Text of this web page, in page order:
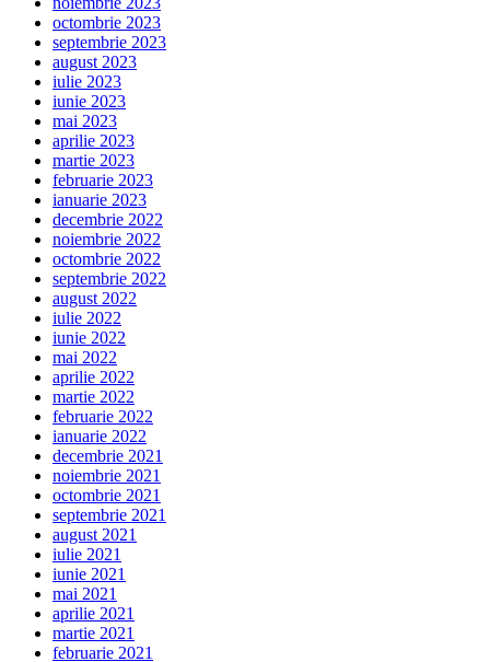
octombrie 2023
septembrie 2023
august 2023
iulie 2023
iunie 2023
mai 2023
aprilie 2023
martie 2023
februarie 2023
ianuarie 2023
decembrie 2022
noiembrie 2022
octombrie 2022
septembrie 2022
august 2022
iulie 2022
iunie 2022
mai 2022
aprilie 2022
martie 2022
februarie 2022
ianuarie 2022
decembrie 2021
noiembrie 2021
octombrie 2021
septembrie 2021
august 2021
iulie 2021
iunie 2021
mai 2021
aprilie 2021
martie 2021
februarie 2021